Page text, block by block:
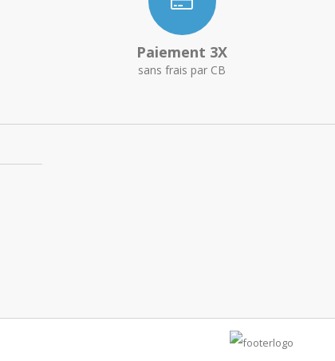
Paiement 3X
sans frais par CB